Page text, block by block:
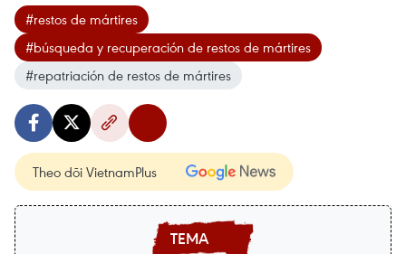
#restos de mártires
#búsqueda y recuperación de restos de mártires
#repatriación de restos de mártires
Theo dõi VietnamPlus